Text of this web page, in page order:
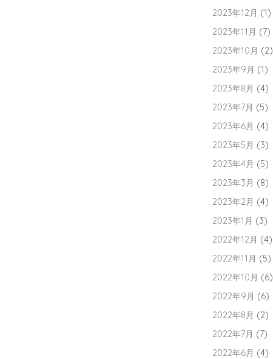
2023年12月 (1)
2023年11月 (7)
2023年10月 (2)
2023年9月 (1)
2023年8月 (4)
2023年7月 (5)
2023年6月 (4)
2023年5月 (3)
2023年4月 (5)
2023年3月 (8)
2023年2月 (4)
2023年1月 (3)
2022年12月 (4)
2022年11月 (5)
2022年10月 (6)
2022年9月 (6)
2022年8月 (2)
2022年7月 (7)
2022年6月 (4)